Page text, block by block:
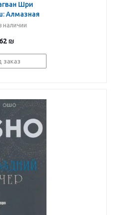
Шри
Алмазная
говорил
наличии
₪
заказ